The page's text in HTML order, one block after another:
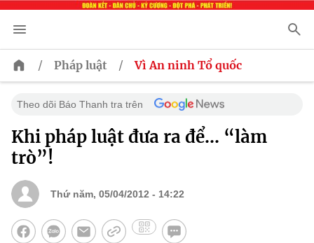
/ Pháp luật / Vì An ninh Tổ quốc
Theo dõi Báo Thanh tra trên
Khi pháp luật đưa ra để… “làm
trò”!
Thứ năm, 05/04/2012 - 14:22